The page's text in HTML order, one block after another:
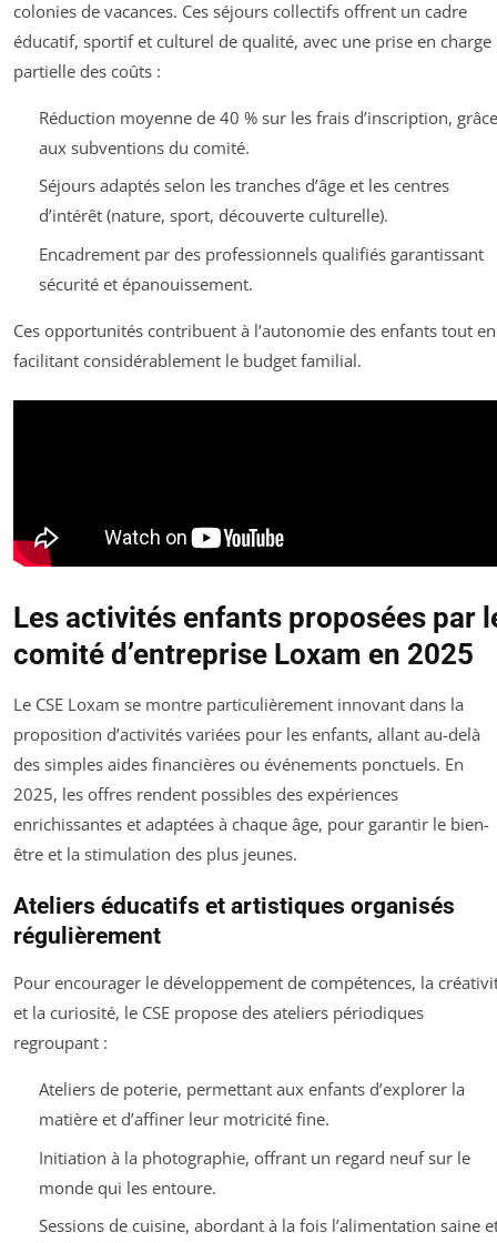
colonies de vacances. Ces séjours collectifs offrent un cadre
éducatif, sportif et culturel de qualité, avec une prise en charge
partielle des coûts :
Réduction moyenne de 40 % sur les frais d’inscription, grâce
aux subventions du comité.
Séjours adaptés selon les tranches d’âge et les centres
d’intérêt (nature, sport, découverte culturelle).
Encadrement par des professionnels qualifiés garantissant
sécurité et épanouissement.
Ces opportunités contribuent à l’autonomie des enfants tout en
facilitant considérablement le budget familial.
Les activités enfants proposées par
comité d’entreprise Loxam en 2025
Le CSE Loxam se montre particulièrement innovant dans la
proposition d’activités variées pour les enfants, allant au-delà
des simples aides financières ou événements ponctuels. En
2025, les offres rendent possibles des expériences
enrichissantes et adaptées à chaque âge, pour garantir le bien-
être et la stimulation des plus jeunes.
Ateliers éducatifs et artistiques organisés
régulièrement
Pour encourager le développement de compétences, la
et la curiosité, le CSE propose des ateliers périodiques
regroupant :
Ateliers de poterie, permettant aux enfants d’explorer la
matière et d’affiner leur motricité fine.
Initiation à la photographie, offrant un regard neuf sur le
monde qui les entoure.
Sessions de cuisine, abordant à la fois l’alimentation saine